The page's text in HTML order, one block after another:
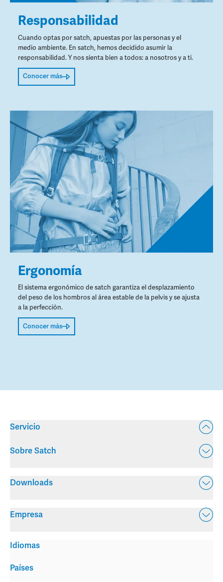
Responsabilidad
Cuando optas por satch, apuestas por las personas y el
medio ambiente. En satch, hemos decidido asumir la
responsabilidad. Y nos sienta bien a todos: a nosotros y a ti.
Conocer más
Ergonomía
El sistema ergonómico de satch garantiza el desplazamiento
del peso de los hombros al área estable de la pelvis y se ajusta
a la perfección.
Conocer más
Servicio
Sobre Satch
Downloads
Empresa
Idiomas
Países